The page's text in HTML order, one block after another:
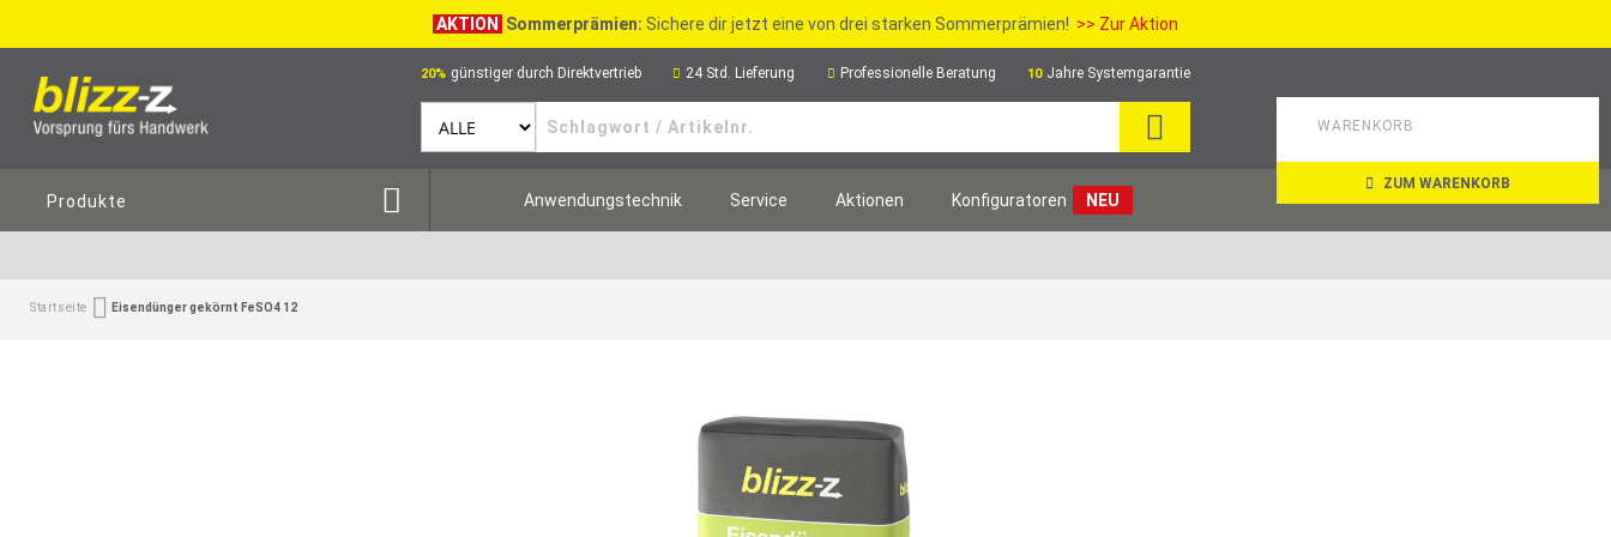
AKTION Sommerprämien: Sichere dir jetzt eine von drei starken Sommerprämien! >> Zur Aktion
20% günstiger durch Direktvertrieb 24 Std. Lieferung Professionelle Beratung 10 Jahre Systemgarantie
WARENKORB
ZUM WARENKORB
Produkte Anwendungstechnik Service Aktionen Konfiguratoren NEU
Startseite Eisendünger gekörnt FeSO4 12